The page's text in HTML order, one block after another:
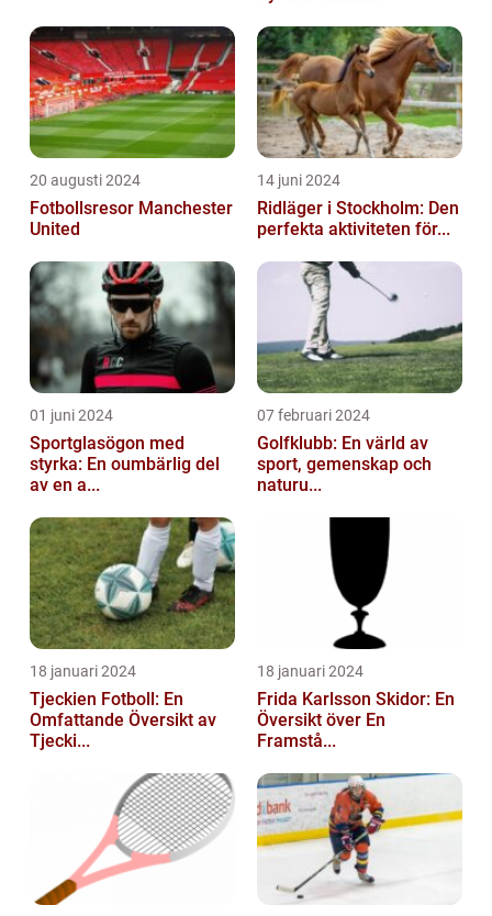
20 augusti 2024
Fotbollsresor Manchester
United
14 juni 2024
Ridläger i Stockholm: Den
perfekta aktiviteten för...
01 juni 2024
Sportglasögon med
styrka: En oumbärlig del
av en a...
07 februari 2024
Golfklubb: En värld av
sport, gemenskap och
naturu...
18 januari 2024
Tjeckien Fotboll: En
Omfattande Översikt av
Tjecki...
18 januari 2024
Frida Karlsson Skidor: En
Översikt över En
Framstå...